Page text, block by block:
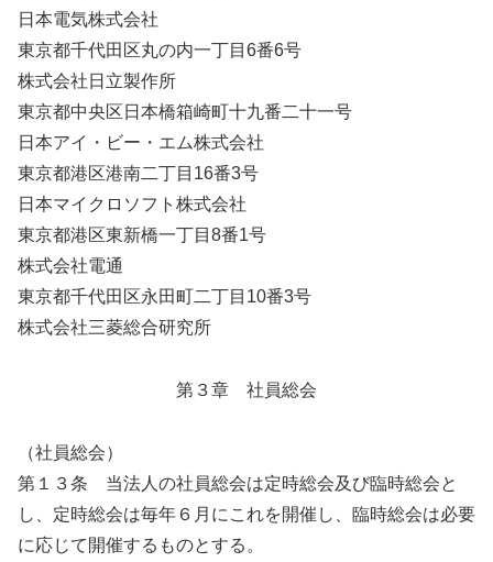
日本電気株式会社
東京都千代田区丸の内一丁目6番6号
株式会社日立製作所
東京都中央区日本橋箱崎町十九番二十一号
日本アイ・ビー・エム株式会社
東京都港区港南二丁目16番3号
日本マイクロソフト株式会社
東京都港区東新橋一丁目8番1号
株式会社電通
東京都千代田区永田町二丁目10番3号
株式会社三菱総合研究所
第３章 社員総会
（社員総会）
第１３条 当法人の社員総会は定時総会及び臨時総会と
し、定時総会は毎年６月にこれを開催し、臨時総会は必要
に応じて開催するものとする。